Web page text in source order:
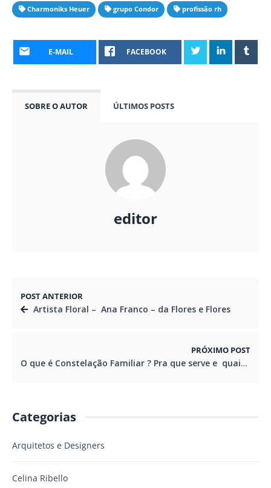
Charmoniks Heuer grupo Condor profissão rh
E-MAIL FACEBOOK
SOBRE O AUTOR ÚLTIMOS POSTS
editor
POST ANTERIOR
Artista Floral – Ana Franco – da Flores e Flores
PRÓXIMO POST
O que é Constelação Familiar ? Pra que serve e quais os benefícios ?
Categorias
Arquitetos e Designers
Celina Ribello